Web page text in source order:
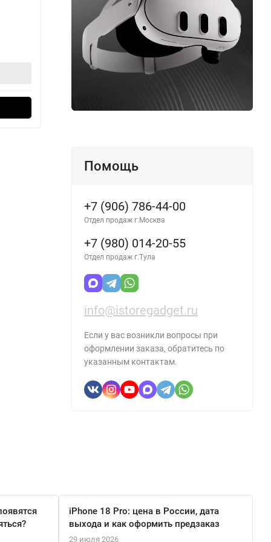
В наличии
104 990 ₽
В корзину
Оформить в 1 клик
Помощь
+7 (906) 786-44-00
Отдел продаж г.Москва
+7 (980) 014-20-55
Отдел продаж г.Тула
info@istoregadget.ru
Если у вас возникли вопросы при
оформлении заказа, обратитесь по
указанным контактам.
iPhone 18 Pro: цена в России, дата
выхода и как оформить предзаказ
29 июля 2026